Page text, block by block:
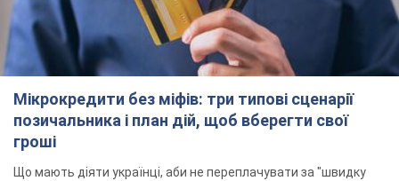
Мікрокредити без міфів: три типові сценарії
позичальника і план дій, щоб вберегти свої
гроші
Що мають діяти українці, аби не переплачувати за "швидку